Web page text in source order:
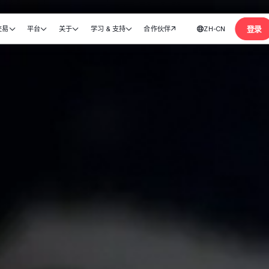
易  平台 关于 学习 & 支持 合作伙伴 ZH-CN 登录
账户